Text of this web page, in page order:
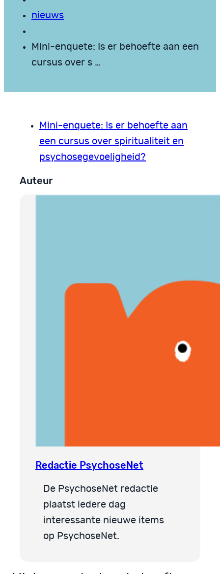
nieuws
Mini-enquete: Is er behoefte aan een
cursus over s …
Mini-enquete: Is er behoefte aan
een cursus over spiritualiteit en
psychosegevoeligheid?
Auteur
Redactie PsychoseNet
De PsychoseNet redactie
plaatst iedere dag
interessante nieuwe items
op PsychoseNet.